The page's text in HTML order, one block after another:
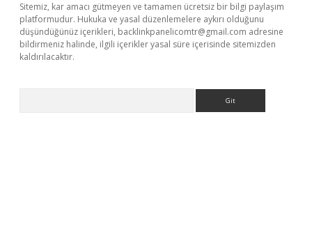
Sitemiz, kar amacı gütmeyen ve tamamen ücretsiz bir bilgi paylaşım
platformudur. Hukuka ve yasal düzenlemelere aykırı olduğunu
düşündüğünüz içerikleri, backlinkpanelicomtr@gmail.com adresine
bildirmeniz halinde, ilgili içerikler yasal süre içerisinde sitemizden
kaldırılacaktır.